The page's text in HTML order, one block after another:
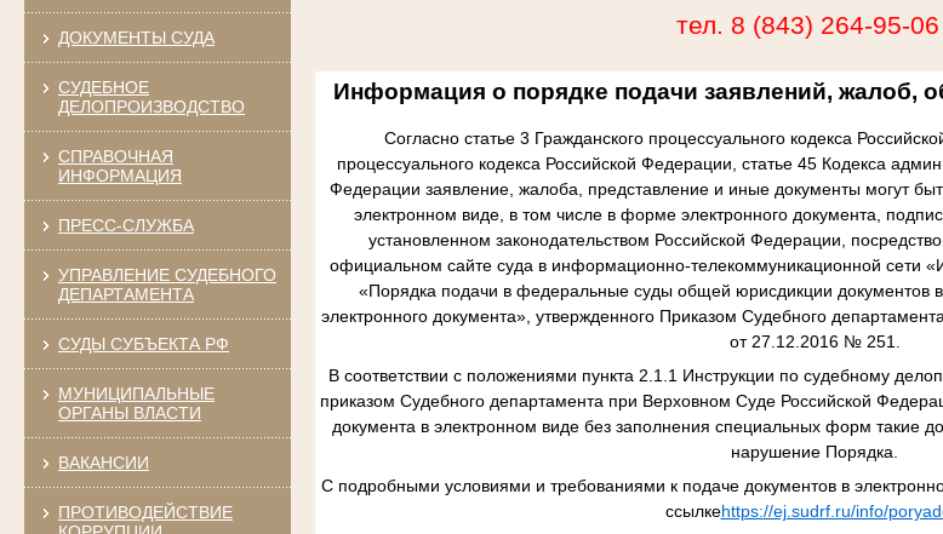
ДОКУМЕНТЫ СУДА
СУДЕБНОЕ
ДЕЛОПРОИЗВОДСТВО
СПРАВОЧНАЯ
ИНФОРМАЦИЯ
ПРЕСС-СЛУЖБА
УПРАВЛЕНИЕ СУДЕБНОГО
ДЕПАРТАМЕНТА
СУДЫ СУБЪЕКТА РФ
МУНИЦИПАЛЬНЫЕ
ОРГАНЫ ВЛАСТИ
ВАКАНСИИ
ПРОТИВОДЕЙСТВИЕ
тел. 8 (843) 264-95-
Информация о порядке подачи заявлений, жалоб,
Согласно статье 3 Гражданского процессуального кодекса
процессуального кодекса Российской Федерации, статье 45 Кодекса
Федерации заявление, жалоба, представление и иные документы могут
электронном виде, в том числе в форме электронного документа,
установленном законодательством Российской Федерации,
официальном сайте суда в информационно-телекоммуникационной сети
«Порядка подачи в федеральные суды общей юрисдикции документов
электронного документа», утвержденного Приказом Судебного
от 27.12.2016 № 251.
В соответствии с положениями пункта 2.1.1 Инструкции по судебному
приказом Судебного департамента при Верховном Суде Российской
документа в электронном виде без заполнения специальных форм такие
нарушение Порядка.
С подробными условиями и требованиями к подаче документов в
ссылкеhttps://ej.sudrf.ru/info/